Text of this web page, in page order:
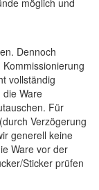
möglich und
Dennoch
vollständig
Ware
Für
Verzögerung
generell keine
Ware vor der
Sticker prüfen